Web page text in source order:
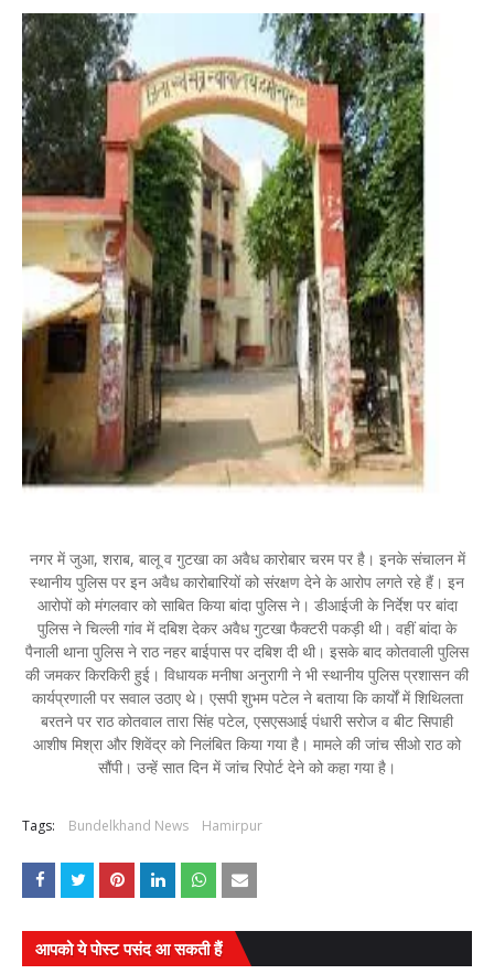
नगर में जुआ, शराब, बालू व गुटखा का अवैध कारोबार चरम पर है। इनके संचालन में
स्थानीय पुलिस पर इन अवैध कारोबारियों को संरक्षण देने के आरोप लगते रहे हैं। इन
आरोपों को मंगलवार को साबित किया बांदा पुलिस ने। डीआईजी के निर्देश पर बांदा
पुलिस ने चिल्ली गांव में दबिश देकर अवैध गुटखा फैक्टरी पकड़ी थी। वहीं बांदा के
पैनाली थाना पुलिस ने राठ नहर बाईपास पर दबिश दी थी। इसके बाद कोतवाली पुलिस
की जमकर किरकिरी हुई। विधायक मनीषा अनुरागी ने भी स्थानीय पुलिस प्रशासन की
कार्यप्रणाली पर सवाल उठाए थे। एसपी शुभम पटेल ने बताया कि कार्यों में शिथिलता
बरतने पर राठ कोतवाल तारा सिंह पटेल, एसएसआई पंधारी सरोज व बीट सिपाही
आशीष मिश्रा और शिवेंद्र को निलंबित किया गया है। मामले की जांच सीओ राठ को
सौंपी। उन्हें सात दिन में जांच रिपोर्ट देने को कहा गया है।
Tags: Bundelkhand News Hamirpur
आपको ये पोस्ट पसंद आ सकती हैं